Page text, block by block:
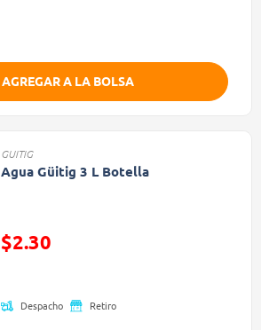
AGREGAR A LA BOLSA
GUITIG
Agua Güitig 3 L Botella
Precio reducido de
$2.30
Despacho Retiro